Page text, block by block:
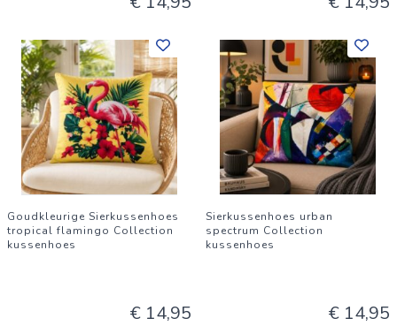
Goudkleurige Sierkussenhoes
tropical flamingo Collection
kussenhoes
€ 14,95
Sierkussenhoes urban
spectrum Collection
kussenhoes
€ 14,95